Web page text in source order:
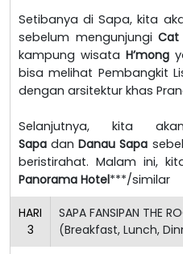
Setibanya di Sapa, kita
sebelum mengunjungi
kampung wisataH’mong
bisa melihat Pembangkit
dengan arsitektur khas
Selanjutnya, kita
Sapa danDanau Sapa
beristirahat. Malam ini,
Panorama Hotel***/similar
HARI
3
SAPA FANSIPAN THE
(Breakfast, Lunch,